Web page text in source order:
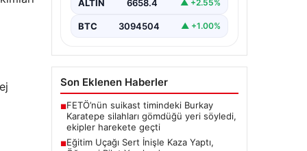
ALTIN 6658.4 ▲ +2.55%
BTC 3094504 ▲ +1.00%
Son Eklenen Haberler
■FETÖ’nün suikast timindeki Burkay
Karatepe silahları gömdüğü yeri söyledi,
ekipler harekete geçti
■Eğitim Uçağı Sert İnişle Kaza Yaptı,